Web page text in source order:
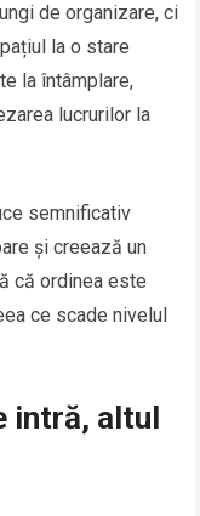
de organizare, ci
la o stare
la întâmplare,
lucrurilor la
semnificativ
și creează un
că ordinea este
ce scade nivelul
intră, altul